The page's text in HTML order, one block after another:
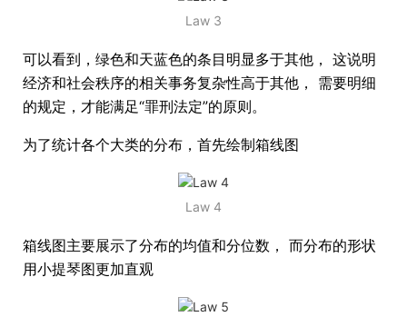
Law 3
可以看到，绿色和天蓝色的条目明显多于其他， 这说明
经济和社会秩序的相关事务复杂性高于其他， 需要明细
的规定，才能满足“罪刑法定”的原则。
为了统计各个大类的分布，首先绘制箱线图
Law 4
箱线图主要展示了分布的均值和分位数， 而分布的形状
用小提琴图更加直观